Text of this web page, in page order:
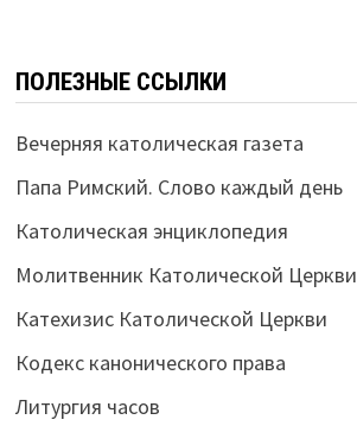
ПОЛЕЗНЫЕ ССЫЛКИ
Вечерняя католическая газета
Папа Римский. Слово каждый день
Католическая энциклопедия
Молитвенник Католической Церкви
Катехизис Католической Церкви
Кодекс канонического права
Литургия часов